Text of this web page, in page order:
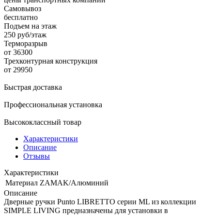
Самовывоз
бесплатно
Подъем на этаж
250 руб/этаж
Терморазрыв
от 36300
Трехконтурная конструкция
от 29950
Быстрая доставка
Профессиональная установка
Высококлассный товар
Характеристики
Описание
Отзывы
Характеристики
Материал ZAMAK/Алюминий
Описание
Дверные ручки Punto LIBRETTO серии ML из коллекции
SIMPLE LIVING предназначены для установки в